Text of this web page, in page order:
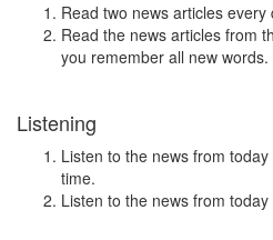
Read two news articles every
Read the news articles from
you remember all new words.
Listening
Listen to the news from
time.
Listen to the news from